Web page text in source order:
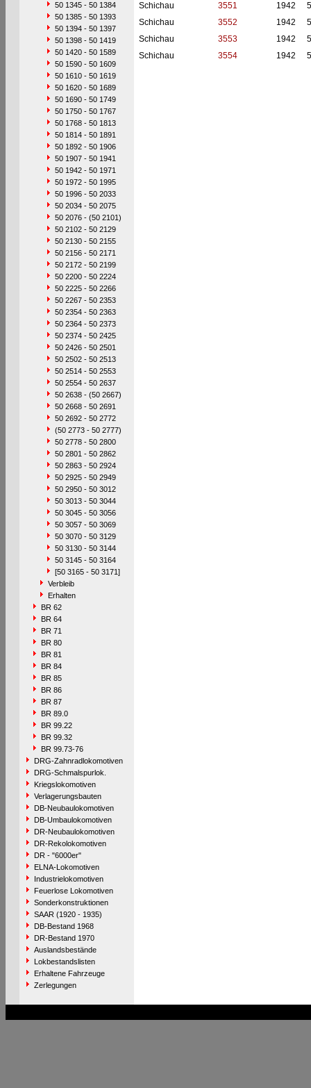
50 1345 - 50 1384
50 1385 - 50 1393
50 1394 - 50 1397
50 1398 - 50 1419
50 1420 - 50 1589
50 1590 - 50 1609
50 1610 - 50 1619
50 1620 - 50 1689
50 1690 - 50 1749
50 1750 - 50 1767
50 1768 - 50 1813
50 1814 - 50 1891
50 1892 - 50 1906
50 1907 - 50 1941
50 1942 - 50 1971
50 1972 - 50 1995
50 1996 - 50 2033
50 2034 - 50 2075
50 2076 - (50 2101)
50 2102 - 50 2129
50 2130 - 50 2155
50 2156 - 50 2171
50 2172 - 50 2199
50 2200 - 50 2224
50 2225 - 50 2266
50 2267 - 50 2353
50 2354 - 50 2363
50 2364 - 50 2373
50 2374 - 50 2425
50 2426 - 50 2501
50 2502 - 50 2513
50 2514 - 50 2553
50 2554 - 50 2637
50 2638 - (50 2667)
50 2668 - 50 2691
50 2692 - 50 2772
(50 2773 - 50 2777)
50 2778 - 50 2800
50 2801 - 50 2862
50 2863 - 50 2924
50 2925 - 50 2949
50 2950 - 50 3012
50 3013 - 50 3044
50 3045 - 50 3056
50 3057 - 50 3069
50 3070 - 50 3129
50 3130 - 50 3144
50 3145 - 50 3164
[50 3165 - 50 3171]
Verbleib
Erhalten
BR 62
BR 64
BR 71
BR 80
BR 81
BR 84
BR 85
BR 86
BR 87
BR 89.0
BR 99.22
BR 99.32
BR 99.73-76
DRG-Zahnradlokomotiven
DRG-Schmalspurlok.
Kriegslokomotiven
Verlagerungsbauten
DB-Neubaulokomotiven
DB-Umbaulokomotiven
DR-Neubaulokomotiven
DR-Rekolokomotiven
DR - "6000er"
ELNA-Lokomotiven
Industrielokomotiven
Feuerlose Lokomotiven
Sonderkonstruktionen
SAAR (1920 - 1935)
DB-Bestand 1968
DR-Bestand 1970
Auslandsbestände
Lokbestandslisten
Erhaltene Fahrzeuge
Zerlegungen
Schichau
3551 1942
Schichau
3552 1942
Schichau
3553 1942
Schichau
3554 1942